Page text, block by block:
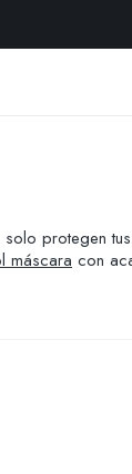
VISION10
protegen
máscara con